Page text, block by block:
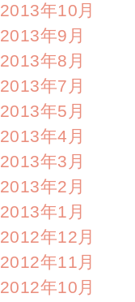
2013年10月
2013年9月
2013年8月
2013年7月
2013年5月
2013年4月
2013年3月
2013年2月
2013年1月
2012年12月
2012年11月
2012年10月